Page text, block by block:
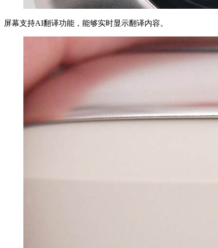
屏幕支持AI翻译功能，能够实时显示翻译内容。